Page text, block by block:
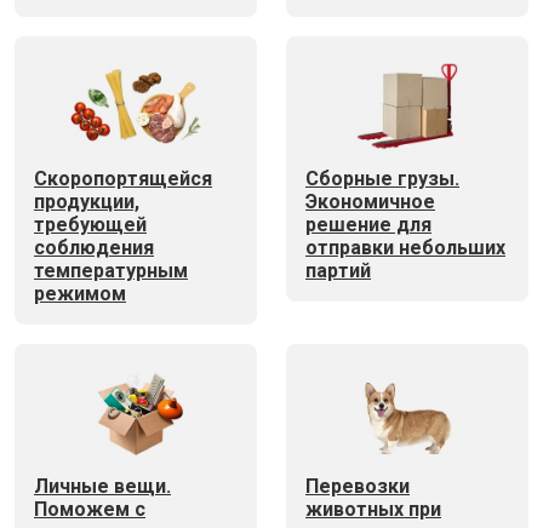
Скоропортящейся
продукции,
требующей
соблюдения
температурным
режимом
Сборные грузы.
Экономичное
решение для
отправки небольших
партий
Личные вещи.
Поможем с
Перевозки
животных при